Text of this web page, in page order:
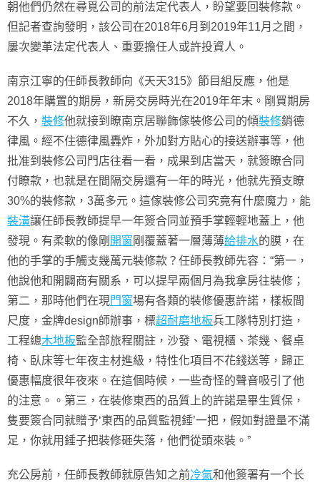
朝他們仍然在尋覓公司的前法定代表人，盼望要回裝修款。
但記者查詢發明，該公司在2018年6月到2019年11月之間，
屢次變革法定代表人、重要擔任人或許投資人。
南京江寧的任師長教師向《天天315》節目組反應，他是
2018年購置的期房，新房交房時光在2019年年末。剛買期房
不久， 裝修他就接到瞭南京居聯飾傢裝修公司的傾裝修銷德
律風。經不住德律風轟炸，外加對方貼心的接送辦事等，他
批准到裝修公司門店往看一看，成果到店當天，就簽瞭合同
付瞭款，也就是在間隔交房還有一年的時光，他就先預支瞭
30%的裝修款，3萬多元。這傢裝修公司究竟有什麼魔力，能
裝潢讓任師長教師提早一年簽合同並預手掌輕輕地蓋上，他
發現。有柔軟的像剛 開窗 剛覆蓋著一層薄薄給排水的膜，在
他的手掌的手觸支幾萬元裝修款？任師長教師先容：“第一，
他說他和開闢商有關系，可以提早兩個月為我拿房往裝修；
第二，那時他們在現門窗場有各類的裝修優惠許諾，樣板間
尺度，金牌design師辦事，標超耐磨地板兵工隊特別打造，
工程總木地板監全部旅程關註，沙發、電視櫃、茶幾、餐桌
椅、臥床等七年夜主材進級，特性化項目不花錢送等，歸正
優惠幅度很年夜來。在這個時候，一些奇怪的聲音吸引了他
的注意。。第三，在裝修東西的品質上的許諾是畢生質保，
隻要簽合同就贈予‘東西的品質監視錘’一把，假如對證量不滿
足，你就用錘子把裝修砸失落，他們從頭來裝。”
充公房前，任師長教師就原告知之前冷氣和他簽署有一个长